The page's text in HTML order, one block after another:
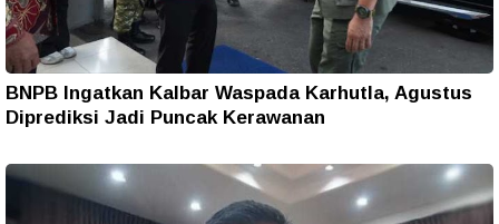
BNPB Ingatkan Kalbar Waspada Karhutla, Agustus
Diprediksi Jadi Puncak Kerawanan